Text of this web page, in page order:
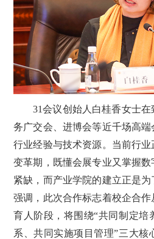
31会议创始人白桂香女士
务广交会、进博会等近千场高
行业经验与技术资源。当前行
变革期，既懂会展专业又掌握
紧缺，而产业学院的建立正是
强调，此次合作标志着校企合
育人阶段，将围绕“共同制定培
系、共同实施项目管理”三大核